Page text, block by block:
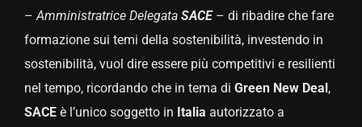
– Amministratrice Delegata SACE – di ribadire che fare
formazione sui temi della sostenibilità, investendo in
sostenibilità, vuol dire essere più competitivi e resilienti
nel tempo, ricordando che in tema di Green New Deal,
SACEè l’unico soggetto in Italia autorizzato a